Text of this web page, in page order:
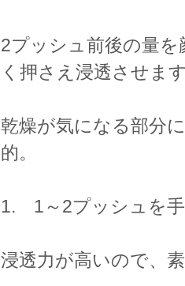
2プッシュ前後の量
く押さえ浸透させま
乾燥が気になる部分
的。
1. 1～2プッシュを
浸透力が高いので、